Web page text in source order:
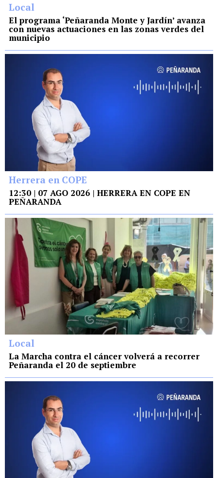
Local
El programa ‘Peñaranda Monte y Jardín’ avanza
con nuevas actuaciones en las zonas verdes del
municipio
Herrera en COPE
12:30 | 07 AGO 2026 | HERRERA EN COPE EN
PEÑARANDA
Local
La Marcha contra el cáncer volverá a recorrer
Peñaranda el 20 de septiembre